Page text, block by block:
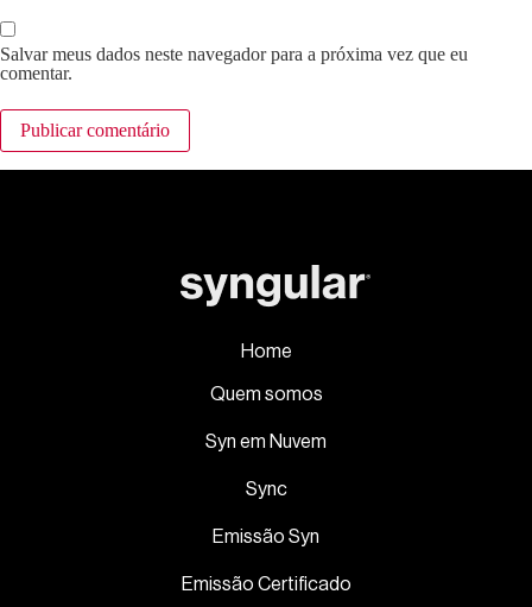
Salvar meus dados neste navegador para a próxima vez que eu
comentar.
Home
Quem somos
Syn em Nuvem
Sync
Emissão Syn
Emissão Certificado